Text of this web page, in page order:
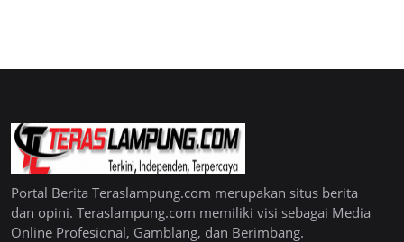
Portal Berita Teraslampung.com merupakan situs berita
dan opini. Teraslampung.com memiliki visi sebagai Media
Online Profesional, Gamblang, dan Berimbang.